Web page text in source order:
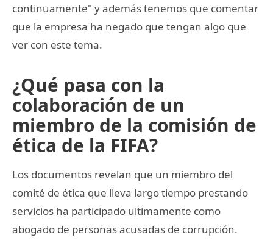
continuamente" y además tenemos que comentar
que la empresa ha negado que tengan algo que
ver con este tema.
¿Qué pasa con la
colaboración de un
miembro de la comisión de
ética de la FIFA?
Los documentos revelan que un miembro del
comité de ética que lleva largo tiempo prestando
servicios ha participado ultimamente como
abogado de personas acusadas de corrupción.